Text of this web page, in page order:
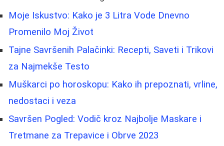
Moje Iskustvo: Kako je 3 Litra Vode Dnevno
Promenilo Moj Život
Tajne Savršenih Palačinki: Recepti, Saveti i Trikovi
za Najmekše Testo
Muškarci po horoskopu: Kako ih prepoznati, vrline,
nedostaci i veza
Savršen Pogled: Vodič kroz Najbolje Maskare i
Tretmane za Trepavice i Obrve 2023